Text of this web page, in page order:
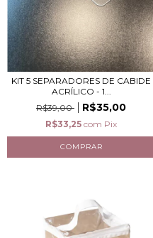
KIT 5 SEPARADORES DE CABIDE
ACRÍLICO - 1...
R$39,00
R$35,00
R$33,25 com Pix